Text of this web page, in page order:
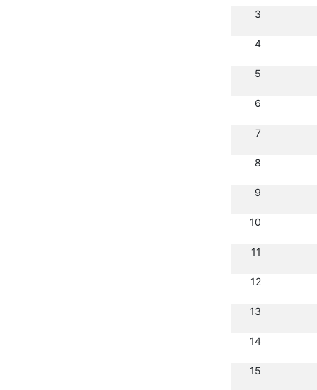
3
4
5
6
7
8
9
10
11
12
13
14
15